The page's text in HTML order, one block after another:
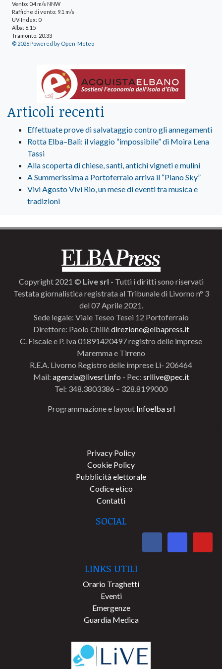
Vento: 0.4 m/s NNW
Raffiche di vento: 9.1 m/s
UV-Index: 0
Alba: 6:15
Tramonto: 20:33
© 2026 Powered by Open-Meteo
Articoli recenti
Effettuate prove di salvataggio contro gli annegamenti
Rotta Elba–Bali: il viaggio “impossibile” di Moira Lena
Tassi
Alla scoperta di chiese, santi, antichi vigneti e mulini
A Summerissima a Portoferraio arriva il “Piano Sky”
Vivi Agosto Vivi Rio, un mese di eventi tra musica e
tradizioni
Copyright 2021 © Live srl - Tutti i diritti sono riservati
Testata giornalistica registrata al Tribunale di Livorno n° 3
del 07 Aprile 2021.
Sede legale: Viale Teseo Tesei 12 Portoferraio
Direttore: Paolo Chillèdirezione@elbapress.it
C. Fiscale e P. Iva 01891420497 registro delle imprese
Maremma e Tirreno
R.E.A. Livorno Registro delle imprese Li- 206464
Mail: agenzia@livesrl.info - Pec: srllive@pec.it
Tel: 348.3803386 – 328.8199000
Programmazione e layout Infoelba srl
Privacy Policy
Cookie Policy
Pubblicità elettorale
Codice etico
Contatti
SOCIAL
LINKS UTILI
Orario Traghetti
Eventi
Emergenze
Guardia Medica